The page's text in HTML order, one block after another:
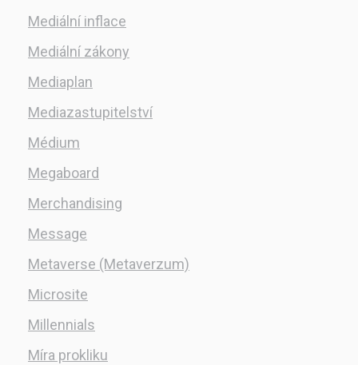
Mediální inflace
Mediální zákony
Mediaplan
Mediazastupitelství
Médium
Megaboard
Merchandising
Message
Metaverse (Metaverzum)
Microsite
Millennials
Míra prokliku